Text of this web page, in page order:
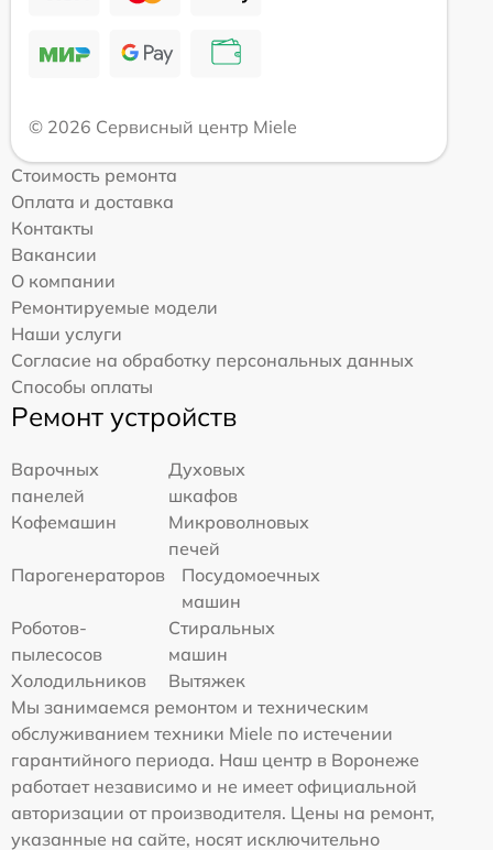
© 2026 Сервисный центр Miele
Стоимость ремонта
Оплата и доставка
Контакты
Вакансии
О компании
Ремонтируемые модели
Наши услуги
Согласие на обработку персональных данных
Способы оплаты
Ремонт устройств
Варочных
панелей
Духовых
шкафов
Кофемашин
Микроволновых
печей
Парогенераторов
Посудомоечных
машин
Роботов-
пылесосов
Стиральных
машин
Холодильников
Вытяжек
Мы занимаемся ремонтом и техническим
обслуживанием техники Miele по истечении
гарантийного периода. Наш центр в Воронеже
работает независимо и не имеет официальной
авторизации от производителя. Цены на ремонт,
указанные на сайте, носят исключительно